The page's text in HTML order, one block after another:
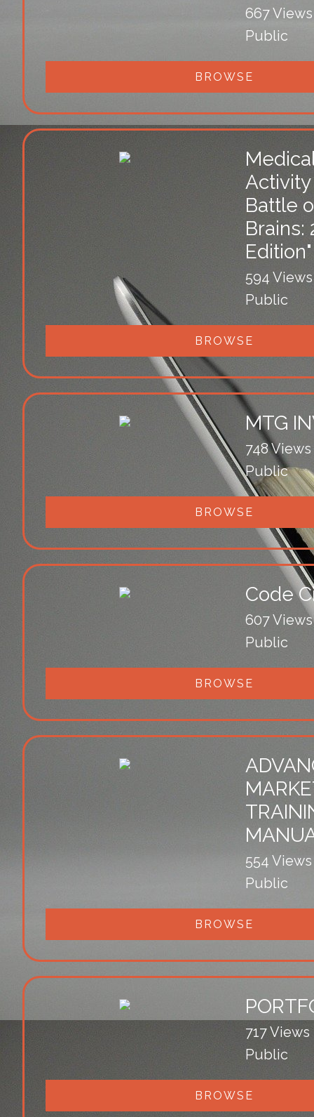
667 Views
Public
BROWSE
Activity
Battle
Brains:
Edition"
594 Views
Public
BROWSE
MTG
748 Views
Public
BROWSE
Code
607 Views
Public
BROWSE
554 Views
Public
BROWSE
717 Views
Public
BROWSE